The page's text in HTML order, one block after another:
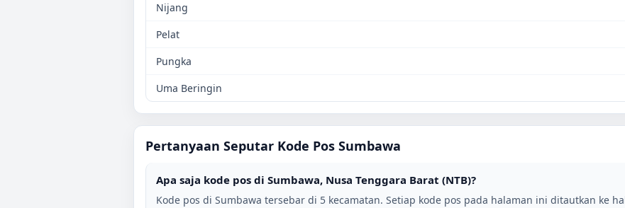
Nijang
Pelat
Pungka
Uma Beringin
Pertanyaan Seputar Kode Pos Sumbawa
Apa saja kode pos di Sumbawa, Nusa Tenggara Barat (NTB)?
Kode pos di Sumbawa tersebar di 5 kecamatan. Setiap kode pos pada halaman ini ditautkan ke